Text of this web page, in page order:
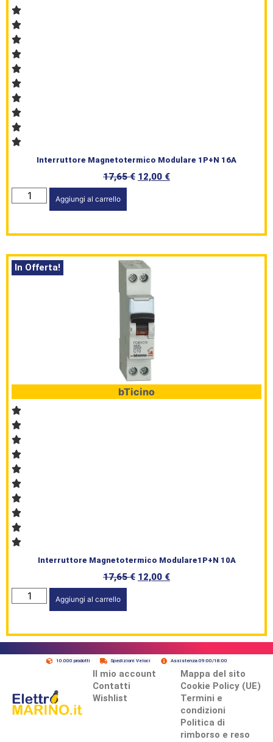
Interruttore Magnetotermico Modulare 1P+N 16A
17,65€ 12,00 €
Aggiungi al carrello
In Offerta!
bTicino
Interruttore Magnetotermico Modulare1P+N 10A
17,65€ 12,00 €
Aggiungi al carrello
10.000 prodotti Spedizioni Veloci Assistenza 09:00/18:00
Il mio account
Contatti
Wishlist
Mappa del sito
Cookie Policy (UE)
Termini e
condizioni
Politica di
rimborso e reso